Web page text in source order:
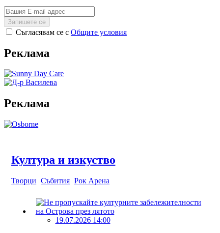
Запишете се
Съгласявам се с Общите условия
Реклама
Реклама
Култура и изкуство
Творци Събития Рок Арена
19.07.2026 14:00